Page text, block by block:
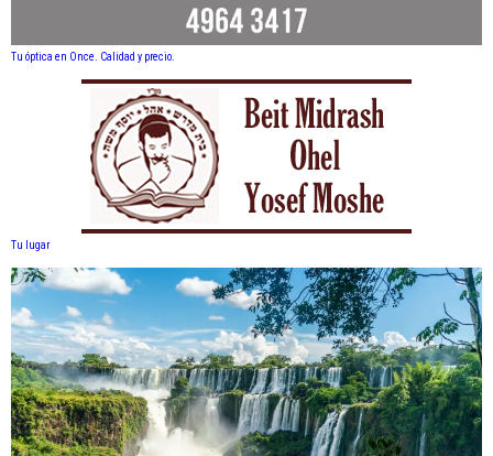
Tu óptica en Once. Calidad y precio.
Tu lugar